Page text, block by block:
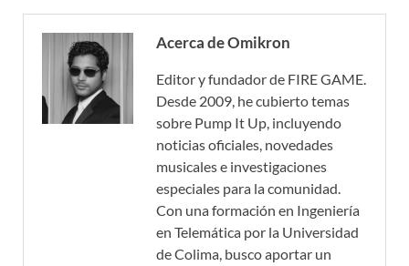
Acerca de Omikron
Editor y fundador de FIRE GAME.
Desde 2009, he cubierto temas
sobre Pump It Up, incluyendo
noticias oficiales, novedades
musicales e investigaciones
especiales para la comunidad.
Con una formación en Ingeniería
en Telemática por la Universidad
de Colima, busco aportar un